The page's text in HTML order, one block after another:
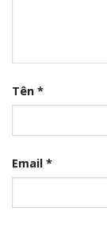
Tên *
Email *